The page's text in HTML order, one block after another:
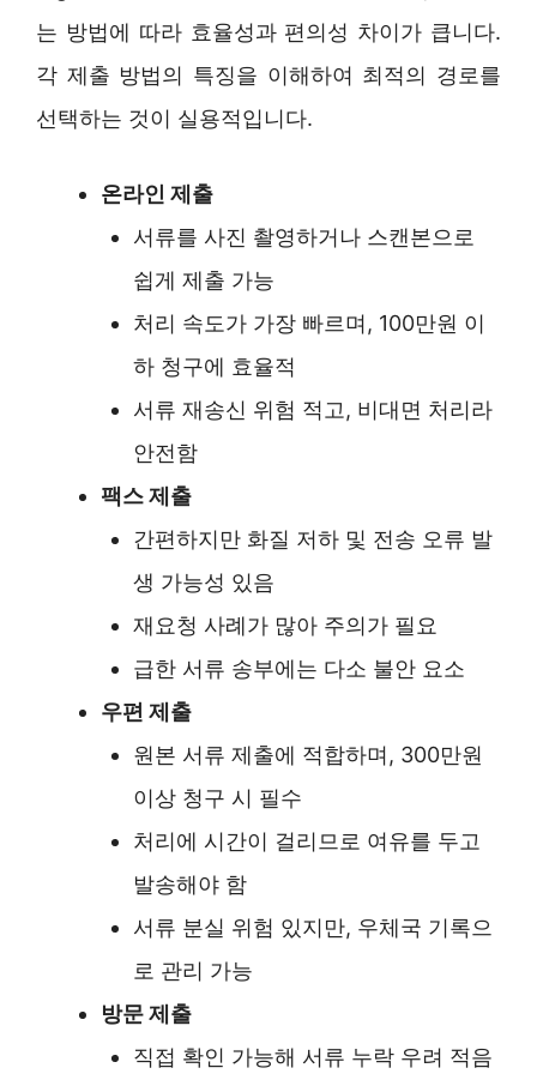
는 방법에 따라 효율성과 편의성 차이가 큽니다.
각 제출 방법의 특징을 이해하여 최적의 경로를
선택하는 것이 실용적입니다.
온라인 제출
서류를 사진 촬영하거나 스캔본으로
쉽게 제출 가능
처리 속도가 가장 빠르며, 100만원 이
하 청구에 효율적
서류 재송신 위험 적고, 비대면 처리라
안전함
팩스 제출
간편하지만 화질 저하 및 전송 오류 발
생 가능성 있음
재요청 사례가 많아 주의가 필요
급한 서류 송부에는 다소 불안 요소
우편 제출
원본 서류 제출에 적합하며, 300만원
이상 청구 시 필수
처리에 시간이 걸리므로 여유를 두고
발송해야 함
서류 분실 위험 있지만, 우체국 기록으
로 관리 가능
방문 제출
직접 확인 가능해 서류 누락 우려 적음